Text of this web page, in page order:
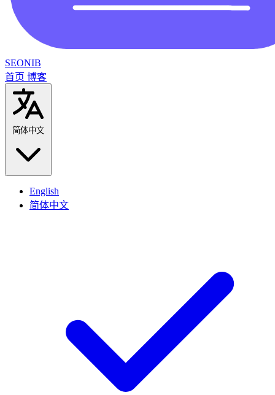
SEONIB
首页 博客
简体中文
English
简体中文